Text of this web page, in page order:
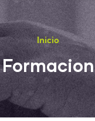
Inicio
Formacion